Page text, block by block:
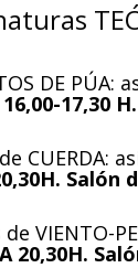
DE PÚA:
17,30
CUERDA:
Salón
VIENTO-
20,30H.